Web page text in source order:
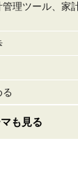
理ツール、家
も見る